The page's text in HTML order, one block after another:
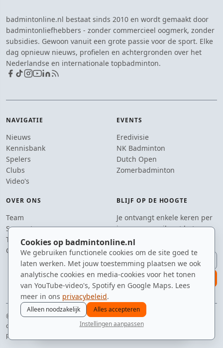
Cookies op badmintonline.nl
We gebruiken functionele cookies om de site goed te
laten werken. Met jouw toestemming plaatsen we ook
analytische cookies en media-cookies voor het tonen
van YouTube-video's, Spotify en Google Maps. Lees
meer in ons privacybeleid.
Alleen noodzakelijk
Alles accepteren
Instellingen aanpassen
badmintonline.nl bestaat sinds 2010 en wordt gemaakt door
badmintonliefhebbers - zonder commercieel oogmerk, zonder
subsidies. Gewoon vanuit een grote passie voor de sport. Elke
dag opnieuw nieuws, profielen en achtergronden over het
Nederlandse en internationale topbadminton.
NAVIGATIE
Nieuws
Kennisbank
Spelers
Clubs
Video's
EVENTS
Eredivisie
NK Badminton
Dutch Open
Zomerbadminton
OVER ONS
Team
Supporters
Tip de redactie
Contact
BLIJF OP DE HOOGTE
Je ontvangt enkele keren per
jaar een e-mail met het
laatste badmintonnieuws.
E-mailadres
aanmelden
© 2010–2026 badmintonline.nl · gebrouwen in Brabant, geserveerd op het
circuit
privacy
spelers ranglijst zomer